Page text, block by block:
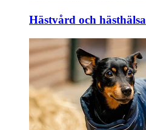
Hästvård och hästhälsa